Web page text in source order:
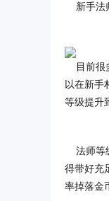
新手法
目前很
以在新手
等级提升
法师等
得带好充
率掉落金